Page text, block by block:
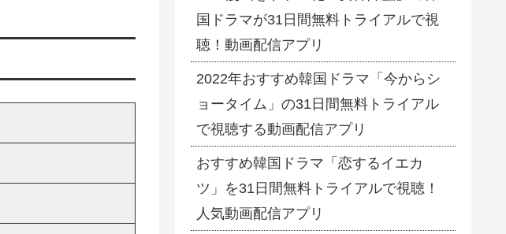
国ドラマが31日間無料トライアルで視
聴！動画配信アプリ
2022年おすすめ韓国ドラマ「今からシ
ョータイム」の31日間無料トライアル
で視聴する動画配信アプリ
おすすめ韓国ドラマ「恋するイエカ
ツ」を31日間無料トライアルで視聴！
人気動画配信アプリ